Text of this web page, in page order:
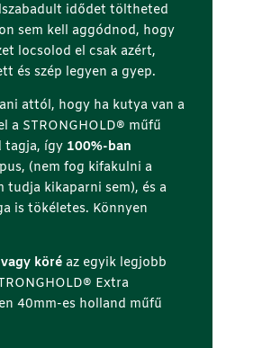
idődet töltheted
sem kell aggódnod, hogy
locsolod el csak azért,
és szép legyen a gyep.
attól, hogy ha kutya van a
a STRONGHOLD® műfű
tagja, így 100%-ban
(nem fog kifakulni a
tudja kikaparni sem), és a
is tökéletes. Könnyen
köréaz egyik legjobb
Extra
40mm-es holland műfű